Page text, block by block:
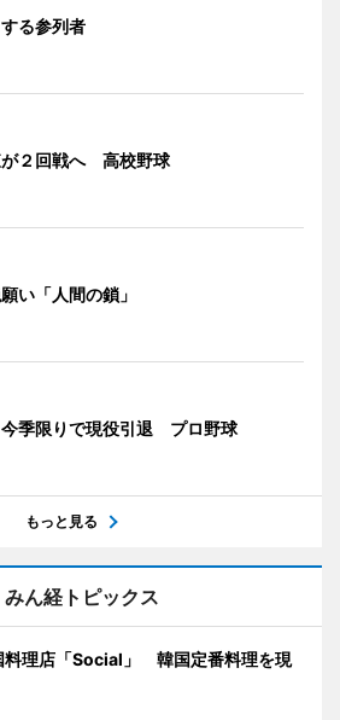
る参列者
２回戦へ 高校野球
い「人間の鎖」
季限りで現役引退 プロ野球
もっと見る
みん経トピックス
料理店「Social」 韓国定番料理を現